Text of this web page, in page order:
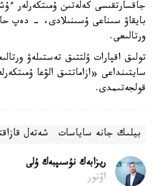
بايقاۋ سىناعى ۇسىنىلادى، - دەپ
ورتالىعى.
سايتىنداعى «ازاماتتىق الۋعا
قولجەتىمدى.
بيلىك جانە ساياسات شەتەل
ريزابەك نۇسىپبەك ۇلى
اۆتور